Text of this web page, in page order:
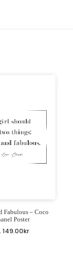
Fabulous – Coco
Poster
149.00kr